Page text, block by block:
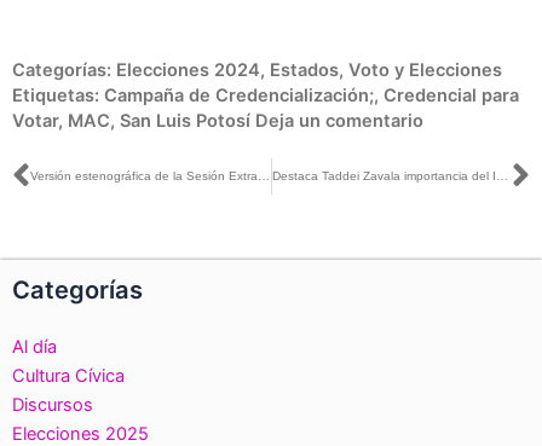
Categorías: Elecciones 2024, Estados, Voto y Elecciones
Etiquetas: Campaña de Credencialización;, Credencial para
Votar, MAC, San Luis Potosí Deja un comentario
Ant
Categorías
Al día
Cultura Cívica
Discursos
Elecciones 2025